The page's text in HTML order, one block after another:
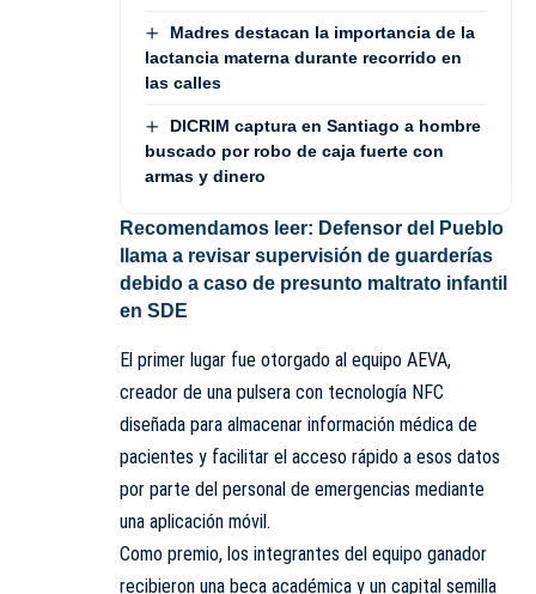
Madres destacan la importancia de la
lactancia materna durante recorrido en
las calles
DICRIM captura en Santiago a hombre
buscado por robo de caja fuerte con
armas y dinero
Recomendamos leer: Defensor del Pueblo
llama a revisar supervisión de guarderías
debido a caso de presunto maltrato infantil
en SDE
El primer lugar fue otorgado al equipo AEVA,
creador de una pulsera con tecnología NFC
diseñada para almacenar información médica de
pacientes y facilitar el acceso rápido a esos datos
por parte del personal de emergencias mediante
una aplicación móvil.
Como premio, los integrantes del equipo ganador
recibieron una beca académica y un capital semilla